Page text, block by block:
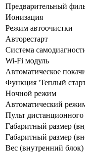
Предварительный
Ионизация
Режим автоочистки
Авторестарт
Система
Wi-Fi модуль
Автоматическое
Функция 'Теплый
Ночной режим
Автоматический
Пульт
Габаритный размер
Габаритный размер
Вес (внутренний блок)